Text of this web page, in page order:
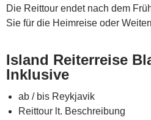
Die Reittour endet nach dem
Sie für die Heimreise oder
Island Reiterreise
Inklusive
ab / bis Reykjavik
Reittour lt. Beschreibung